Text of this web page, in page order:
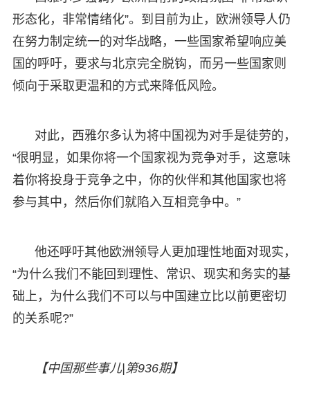
形态化，非常情绪化”。到目前为止，欧洲领导人仍
在努力制定统一的对华战略，一些国家希望响应美
国的呼吁，要求与北京完全脱钩，而另一些国家则
倾向于采取更温和的方式来降低风险。
对此，西雅尔多认为将中国视为对手是徒劳的，
“很明显，如果你将一个国家视为竞争对手，这意味
着你将投身于竞争之中，你的伙伴和其他国家也将
参与其中，然后你们就陷入互相竞争中。”
他还呼吁其他欧洲领导人更加理性地面对现实，
“为什么我们不能回到理性、常识、现实和务实的基
础上，为什么我们不可以与中国建立比以前更密切
的关系呢?”
【中国那些事儿|第936期】